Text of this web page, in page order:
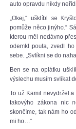
auto opravdu nikdy
„Okej,“ ušklíbl se
pomůže něco jinýho.“
kterou měl nedávno
odemkl pouta, zvedl
sebe. „Svlíkni se do
Ben se na oplátku
výslechu musím svlíkat
To už Kamil nevydržel
takovýho zákona nic
skončíme, tak nám ho
mi ho…“